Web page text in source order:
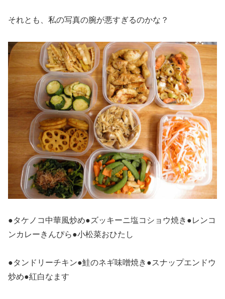
それとも、私の写真の腕が悪すぎるのかな？
●タケノコ中華風炒め●ズッキーニ塩コショウ焼き●レンコ
ンカレーきんぴら●小松菜おひたし
●タンドリーチキン●鮭のネギ味噌焼き●スナップエンドウ
炒め●紅白なます